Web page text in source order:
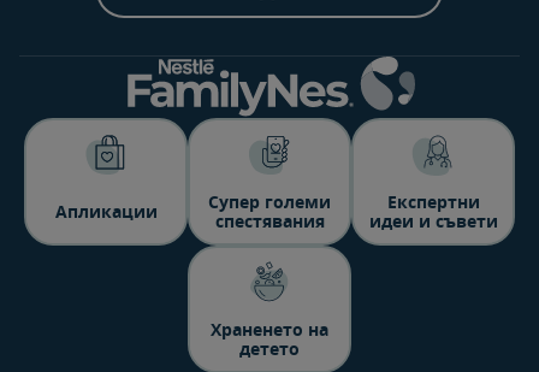
Aпликации
Супер големи
спестявания
Експертни
идеи и съвети
Храненето на
детето